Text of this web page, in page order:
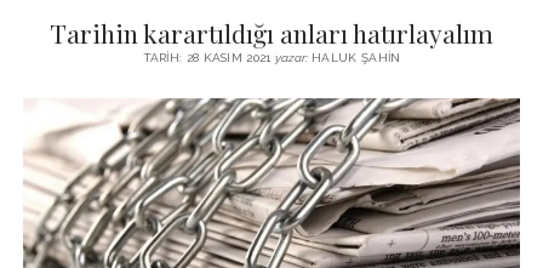
İYI YAŞAM VE MUTLULUK ÜZERINE
GÜZEL MAVRELLA
BIZ KIMIZ?
MED 532 SPRING ‘25
YAZMADAN EDEMEDIM
HABERLER / NEWS
Tarihin karartıldığı anları hatırlayalım
TARIH: 28 KASIM 2021 yazar:HALUK ŞAHIN